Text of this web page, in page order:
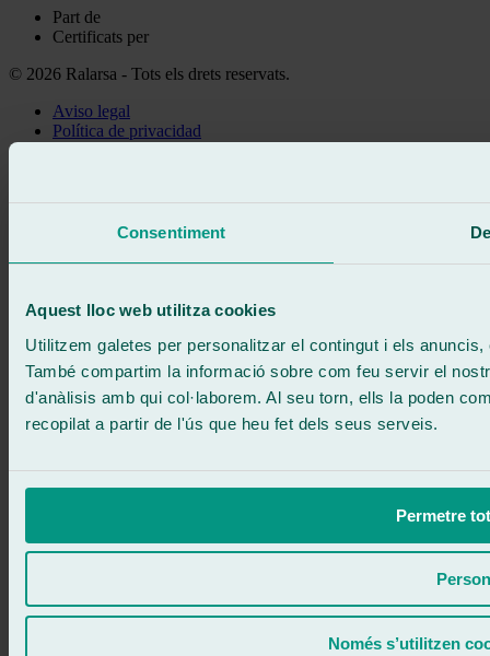
Consentiment
Aquest lloc web utilitza cookies
Utilitzem galetes per personalitzar el contingut i els
També compartim la informació sobre com feu servir el
d'anàlisis amb qui col·laborem. Al seu torn, ells la poden
recopilat a partir de l'ús que heu fet dels seus serveis.
Permetre
Només s’utilitzen
Part de
Certificats per
© 2026 Ralarsa - Tots els drets reservats.
Aviso legal
Política de privacidad
671 015 121
900 333 733
ATENCIÓ 24/7